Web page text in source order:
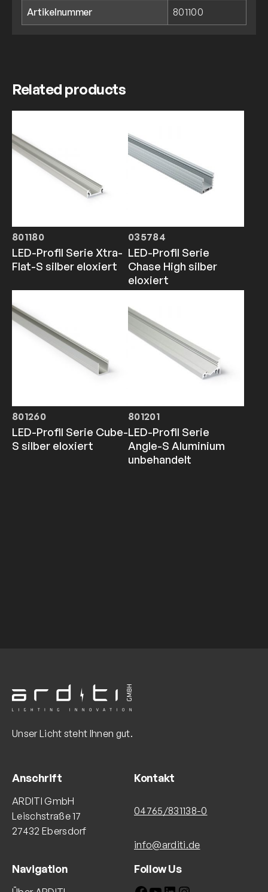
Artikelnummer 801100
Related products
801180
LED-Profil Serie Xtra-
Flat-S silber eloxiert
035784
LED-Profil Serie
Chase High silber
eloxiert
801260
LED-Profil Serie Cube-
S silber eloxiert
801201
LED-Profil Serie
Angle-S Aluminium
unbehandelt
Unser Licht steht Ihnen gut.
Anschrift
ARDITI GmbH
Leischstraße 17
27432 Ebersdorf
Kontakt
04765/831138-0
info@arditi.de
Navigation Follow Us